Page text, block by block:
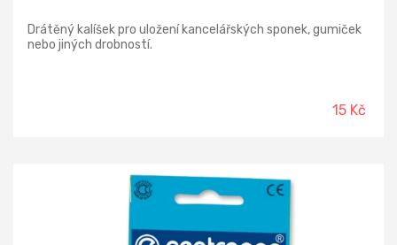
Drátěný kalíšek pro uložení kancelářských sponek, gumiček
nebo jiných drobností.
15 Kč